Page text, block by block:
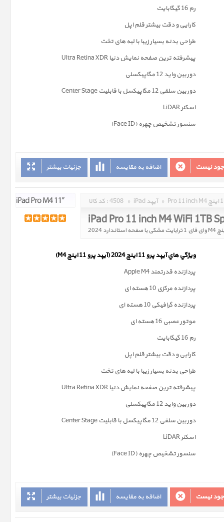
رم 16 گیگابایت
کارایی و دقت بیشتر قلم اپل
طراحی بدنه بسیار زیبا با لبه های تخت
پیشرفته ترین صفحه نمايش دنیا Ultra Retina XDR
دوربين واید 12 مگاپیکسلی
دوربین سلفی 12 مگاپیکسل با قابلیت Center Stage
اسکنر LiDAR
سنسور تشخیص چهره (Face ID)
جزئیات بیشتر اضافه به مقایسه نیست
کد کالا : 4508 » iPad آیپد »
ويژگي هاي آيپد پرو 11 اینچ 2024 (آیپد پرو 11 اینچ M4)
پردازنده قدرتمند Apple M4
پردازنده مرکزی 10 هسته ای
پردازنده گرافیکی 10 هسته ای
موتور عصبی 16 هسته ای
رم 16 گیگابایت
کارایی و دقت بیشتر قلم اپل
طراحی بدنه بسیار زیبا با لبه های تخت
پیشرفته ترین صفحه نمايش دنیا Ultra Retina XDR
دوربين واید 12 مگاپیکسلی
دوربین سلفی 12 مگاپیکسل با قابلیت Center Stage
اسکنر LiDAR
سنسور تشخیص چهره (Face ID)
جزئیات بیشتر اضافه به مقایسه نیست